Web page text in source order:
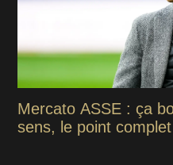
Mercato ASSE : ça
sens, le point complet